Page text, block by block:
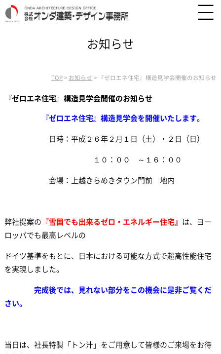
お知らせ
TOP > お知らせ > 『ゼロエネ住宅』構造見学会開催のお知らせ
『ゼロエネ住宅』構造見学会開催のお知らせ
『ゼロエネ住宅』構造見学会を開催いたします。
日時：平成２６年２月１日（土）・２日（日）
１０：００ ～１６：００
会場：上越きらめきタウン門前 地内
弊社提案の 『雪 国でも出来るゼロ・エネルギー住宅』 は、ヨー
ロッパでも最高レベルの
ドイツ基準をもとに、日本における可能な方式で超高性能住宅
を実現しました。
完成後では、見れない部分をこの機会に是非ご覧くだ
さい。
当日は、社長特製「トン汁」をご用意して皆様のご来場をお待